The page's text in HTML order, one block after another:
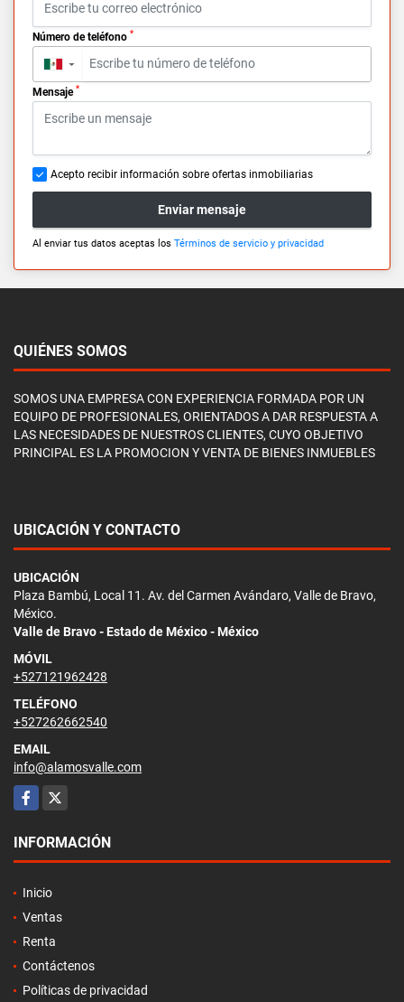
Número de teléfono *
▼
Mensaje *
Acepto recibir información sobre ofertas inmobiliarias
Enviar mensaje
Al enviar tus datos aceptas los Términos de servicio y privacidad
QUIÉNES SOMOS
SOMOS UNA EMPRESA CON EXPERIENCIA FORMADA POR UN
EQUIPO DE PROFESIONALES, ORIENTADOS A DAR RESPUESTA A
LAS NECESIDADES DE NUESTROS CLIENTES, CUYO OBJETIVO
PRINCIPAL ES LA PROMOCION Y VENTA DE BIENES INMUEBLES
UBICACIÓN Y CONTACTO
UBICACIÓN
Plaza Bambú, Local 11. Av. del Carmen Avándaro, Valle de Bravo,
México.
Valle de Bravo - Estado de México - México
MÓVIL
+527121962428
TELÉFONO
+527262662540
EMAIL
info@alamosvalle.com
Facebook
X
INFORMACIÓN
Inicio
Ventas
Renta
Contáctenos
Políticas de privacidad